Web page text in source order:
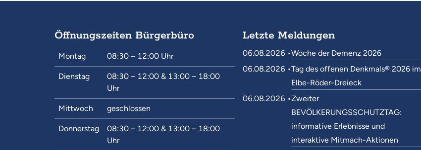
Letzte Meldungen
06.08.2026 •Woche der Demenz 2026
06.08.2026 •Tag des offenen Denkmals® 2026 im
Elbe-Röder-Dreieck
06.08.2026 •Zweiter
BEVÖLKERUNGSSCHUTZTAG:
informative Erlebnisse und
interaktive Mitmach-Aktionen
Öffnungszeiten Bürgerbüro
Montag 08:30 – 12:00 Uhr
Dienstag 08:30 – 12:00 & 13:00 – 18:00
Uhr
Mittwoch geschlossen
Donnerstag 08:30 – 12:00 & 13:00 – 18:00
Uhr